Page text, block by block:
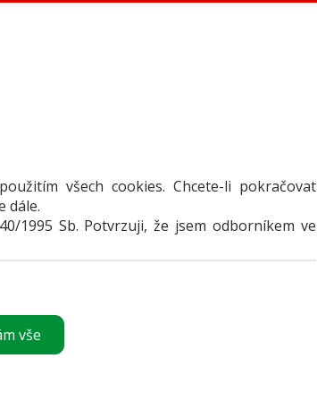
VLOŽIT INZERÁT
Přihlásit
všech cookies. Chcete-li pokračovat
dále.
1995 Sb. Potvrzuji, že jsem odborníkem ve
vše